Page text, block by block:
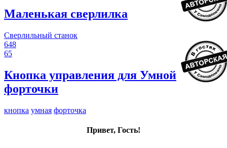
Маленькая сверлилка
Сверлильный станок
648
65
Кнопка управления для Умной
форточки
кнопка умная форточка
Привет, Гость!